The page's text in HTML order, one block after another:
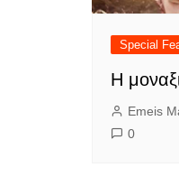
Special
Η
Emeis
0